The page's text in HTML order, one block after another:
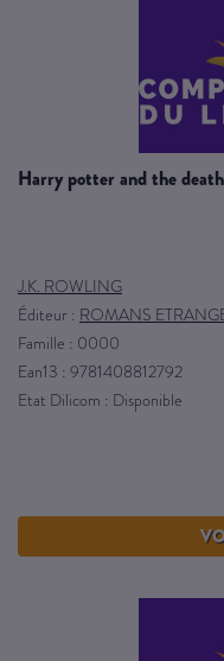
harry potter and the
J.K. ROWLING
Éditeur : ROMANS
Famille : 0000
Ean13 : 9781408812792
Etat Dilicom : Disponible